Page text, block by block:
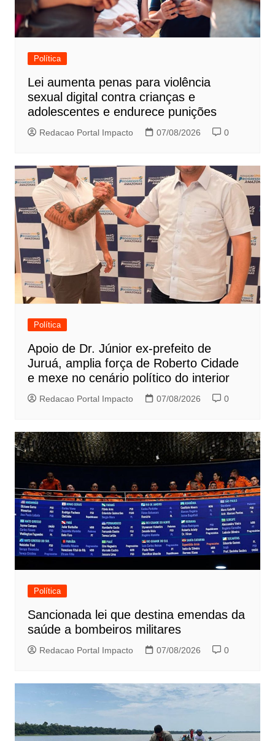
Política
Lei aumenta penas para violência
sexual digital contra crianças e
adolescentes e endurece punições
Redacao Portal Impacto 07/08/2026 0
Política
Apoio de Dr. Júnior ex-prefeito de
Juruá, amplia força de Roberto Cidade
e mexe no cenário político do interior
Redacao Portal Impacto 07/08/2026 0
Política
Sancionada lei que destina emendas da
saúde a bombeiros militares
Redacao Portal Impacto 07/08/2026 0